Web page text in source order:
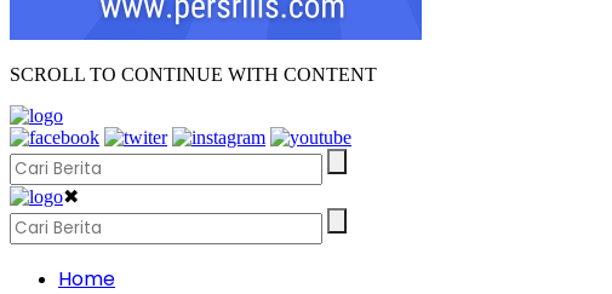
SCROLL TO CONTINUE WITH CONTENT
✖
Home